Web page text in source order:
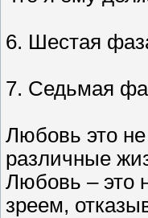
6. Шестая
7. Седьмая
Любовь это
различные
Любовь – это
зреем,